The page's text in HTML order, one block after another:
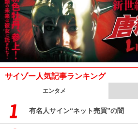
サイゾー人気記事ランキング
エンタメ
有名人サイン“ネット売買”の闇